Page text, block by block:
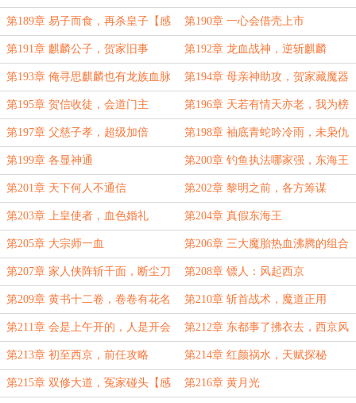
第189章 易子而食，再杀皇子【感
谢“法老GG”的盟主】
第190章 一心会借壳上市
第191章 麒麟公子，贺家旧事 第192章 龙血战神，逆斩麒麟
第193章 俺寻思麒麟也有龙族血脉 第194章 母亲神助攻，贺家藏魔器
第195章 贺信收徒，会道门主 第196章 天若有情天亦老，我为榜
一续一秒
第197章 父慈子孝，超级加倍 第198章 袖底青蛇吟冷雨，未枭仇
首不还家（大家新年快乐）
第199章 各显神通 第200章 钓鱼执法哪家强，东海王
府摆毒堂
第201章 天下何人不通信 第202章 黎明之前，各方筹谋
第203章 上皇使者，血色婚礼 第204章 真假东海王
第205章 大宗师一血 第206章 三大魔胎热血沸腾的组合
技
第207章 家人侠阵斩千面，断尘刀
重现江湖
第208章 镖人：风起西京
第209章 黄书十二卷，卷卷有花名
（月初求月票）
第210章 斩首战术，魔道正用
第211章 会是上午开的，人是开会
杀的（本卷终）
第212章 东都事了拂衣去，西京风
云待君来
第213章 初至西京，前任攻略 第214章 红颜祸水，天赋探秘
第215章 双修大道，冤家碰头【感 第216章 黄月光